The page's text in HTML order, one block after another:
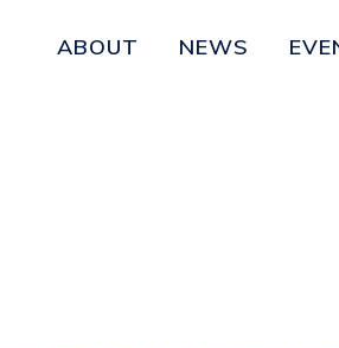
ABOUT NEWS